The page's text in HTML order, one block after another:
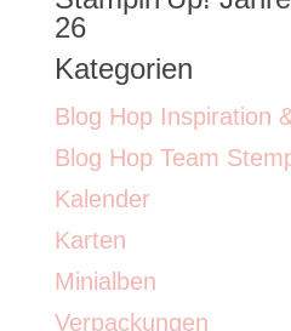
26
Kategorien
Blog Hop Inspiration
Blog Hop Team
Kalender
Karten
Minialben
Verpackungen